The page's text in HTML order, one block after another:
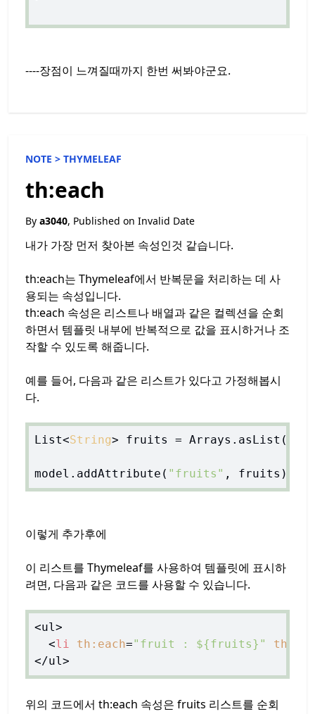
----장점이 느껴질때까지 한번 써봐야군요.
NOTE > THYMELEAF
th:each
By a3040, Published on Invalid Date
내가 가장 먼저 찾아본 속성인것 같습니다.
th:each는 Thymeleaf에서 반복문을 처리하는 데 사
용되는 속성입니다.
th:each 속성은 리스트나 배열과 같은 컬렉션을 순회
하면서 템플릿 내부에 반복적으로 값을 표시하거나 조
작할 수 있도록 해줍니다.
예를 들어, 다음과 같은 리스트가 있다고 가정해봅시
다.
List<String> fruits = Arrays.asList(
model.addAttribute( "fruits"
이렇게 추가후에
이 리스트를 Thymeleaf를 사용하여 템플릿에 표시하
려면, 다음과 같은 코드를 사용할 수 있습니다.
<ul>
<li th:each="fruit : ${fruits}"
위의 코드에서 th:each 속성은 fruits 리스트를 순회